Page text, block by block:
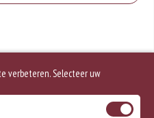
verbeteren. Selecteer uw